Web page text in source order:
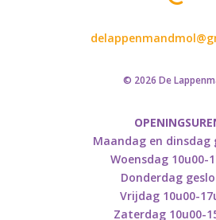
© 2026 De
Maandag en dinsdag
Woensdag 10u00-
Donderdag
Vrijdag 10u00-
Zaterdag 10u00-